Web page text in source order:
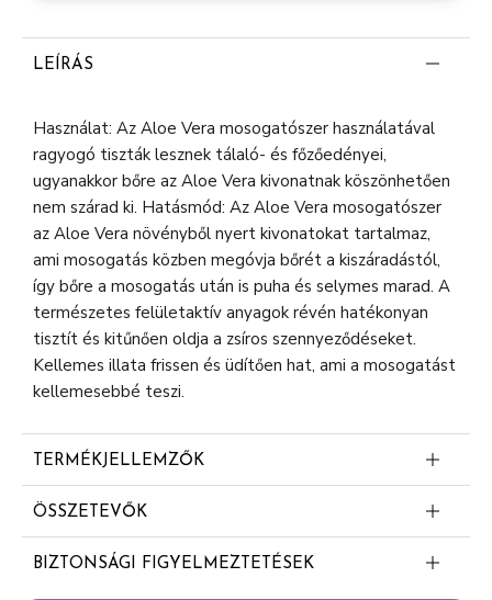
LEÍRÁS
Használat: Az Aloe Vera mosogatószer használatával
ragyogó tiszták lesznek tálaló- és főzőedényei,
ugyanakkor bőre az Aloe Vera kivonatnak köszönhetően
nem szárad ki. Hatásmód: Az Aloe Vera mosogatószer
az Aloe Vera növényből nyert kivonatokat tartalmaz,
ami mosogatás közben megóvja bőrét a kiszáradástól,
így bőre a mosogatás után is puha és selymes marad. A
természetes felületaktív anyagok révén hatékonyan
tisztít és kitűnően oldja a zsíros szennyeződéseket.
Kellemes illata frissen és üdítően hat, ami a mosogatást
kellemesebbé teszi.
TERMÉKJELLEMZŐK
Bőrbarát mosogatószer ápoló Aloe Vera
kivonatokkal
ÖSSZETEVŐK
5-15% anionos felületaktív anyagok
BIZTONSÁGI FIGYELMEZTETÉSEK